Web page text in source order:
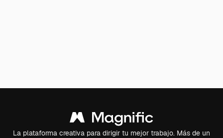
La plataforma creativa para dirigir tu mejor trabajo. Más de un